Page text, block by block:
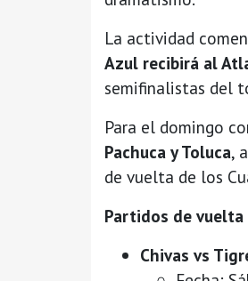
La actividad
Azul recibirá al
semifinalistas del
Para el domingo
Pachuca y Toluca,
de vuelta de los
Partidos de
Chivas vs